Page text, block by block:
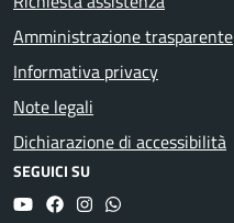
Amministrazione trasparente
Informativa privacy
Note legali
Dichiarazione di accessibilità
SEGUICI SU
YouTubeFacebookInstagram
Whatsapp